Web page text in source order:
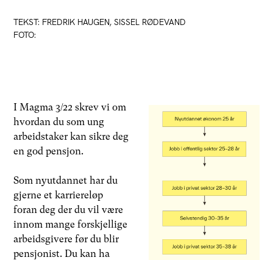
TEKST: FREDRIK HAUGEN, SISSEL RØDEVAND
FOTO:
I Magma 3/22 skrev vi om
hvordan du som ung
arbeidstaker kan sikre deg
en god pensjon.
Som nyutdannet har du
gjerne et karriereløp
foran deg der du vil være
innom mange forskjellige
arbeidsgivere før du blir
pensjonist. Du kan ha